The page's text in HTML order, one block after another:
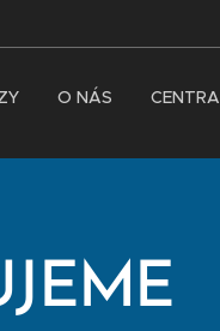
O NÁS CENTRA